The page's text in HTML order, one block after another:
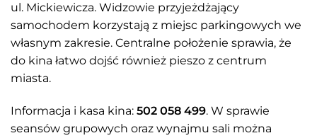
ul. Mickiewicza. Widzowie przyjeżdżający
samochodem korzystają z miejsc parkingowych we
własnym zakresie. Centralne położenie sprawia, że
do kina łatwo dojść również pieszo z centrum
miasta.
Informacja i kasa kina: 502 058 499. W sprawie
seansów grupowych oraz wynajmu sali można